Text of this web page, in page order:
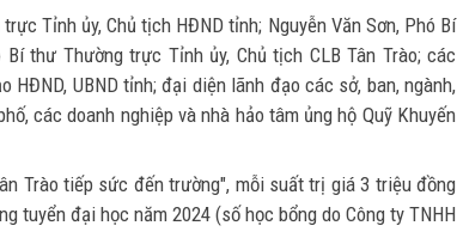
Tỉnh ủy, Chủ tịch HĐND tỉnh; Nguyễn Văn Sơn, Phó Bí
thư Thường trực Tỉnh ủy, Chủ tịch CLB Tân Trào; các
UBND tỉnh; đại diện lãnh đạo các sở, ban, ngành,
các doanh nghiệp và nhà hảo tâm ủng hộ Quỹ Khuyến
Trào tiếp sức đến trường", mỗi suất trị giá 3 triệu đồng
tuyển đại học năm 2024 (số học bổng do Công ty TNHH